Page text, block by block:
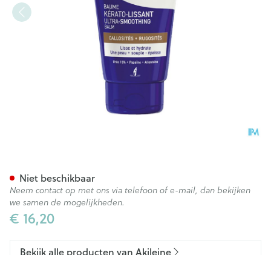
€ 16,20
Niet beschikbaar
Neem contact op met ons via telefoon of e-mail, dan bekijken
we samen de mogelijkheden.
Bekijk alle producten van Akileine